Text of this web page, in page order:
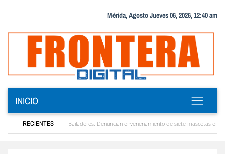
Mérida, Agosto Jueves 06, 2026, 12:40 am
INICIO
RECIENTES
en Bailadores: Denuncian envenenamiento de siete mascotas en El Rincón de La